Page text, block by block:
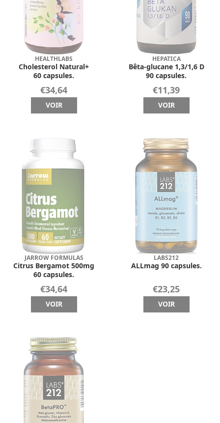
HEALTHLABS
Cholesterol Natural+
60 capsules.
€34,64
VOIR
HEPATICA
Bêta-glucane 1,3/1,6 D
90 capsules.
€11,39
VOIR
JARROW FORMULAS
Citrus Bergamot 500mg
60 capsules.
€34,64
VOIR
LABS212
ALLmag 90 capsules.
€23,25
VOIR